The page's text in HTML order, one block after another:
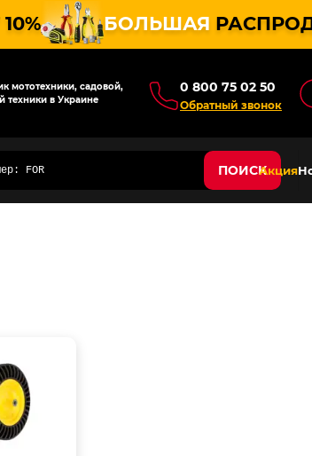
БОЛЬШАЯ
мототехники, садовой,
техники в Украине
0 800 75 02 50
Обратный звонок
ПОИСКАкция